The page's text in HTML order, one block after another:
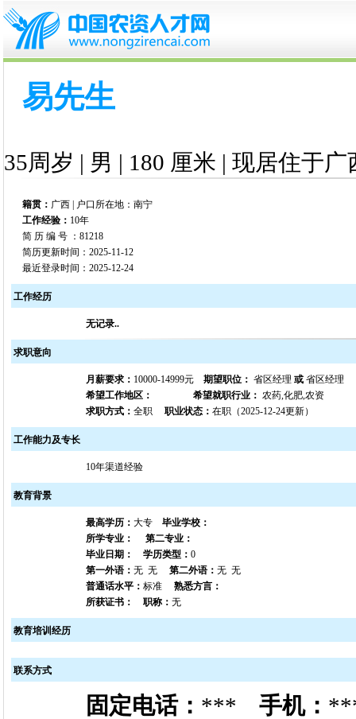
易先生
35周岁 | 男 | 180 厘米 | 现居住于广
籍贯： 广西 | 户口所在地：南宁
工作经验： 10年
简 历 编 号 ：81218
简历更新时间：2025-11-12
最近登录时间：2025-12-24
工作经历
无记录..
求职意向
月薪要求： 10000-14999元 期望职位： 省区经理 或省区经理
希望工作地区：
希望就职行业： 农药,化肥,农资
求职方式： 全职 职业状态： 在职（2025-12-24更新）
工作能力及专长
10年渠道经验
教育背景
最高学历： 大专 毕业学校：
所学专业：
第二专业：
毕业日期：
学历类型： 0
第一外语： 无 无 第二外语： 无 无
普通话水平： 标准 熟悉方言：
所获证书：
职称： 无
教育培训经历
联系方式
固定电话： *** 手机：